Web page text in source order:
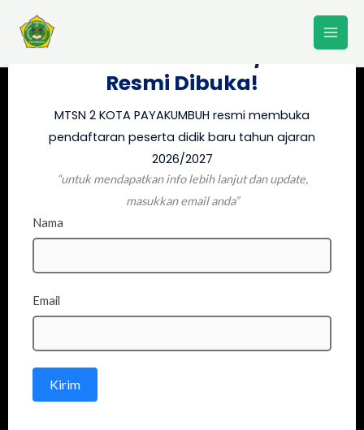
PAYAKUMBUH 2026/2027
Resmi Dibuka!
MTSN 2 KOTA PAYAKUMBUH resmi membuka
pendaftaran peserta didik baru tahun ajaran
2026/2027
“untuk mendapatkan info lebih lanjut dan update,
masukkan email anda”
Nama
Email
Kirim